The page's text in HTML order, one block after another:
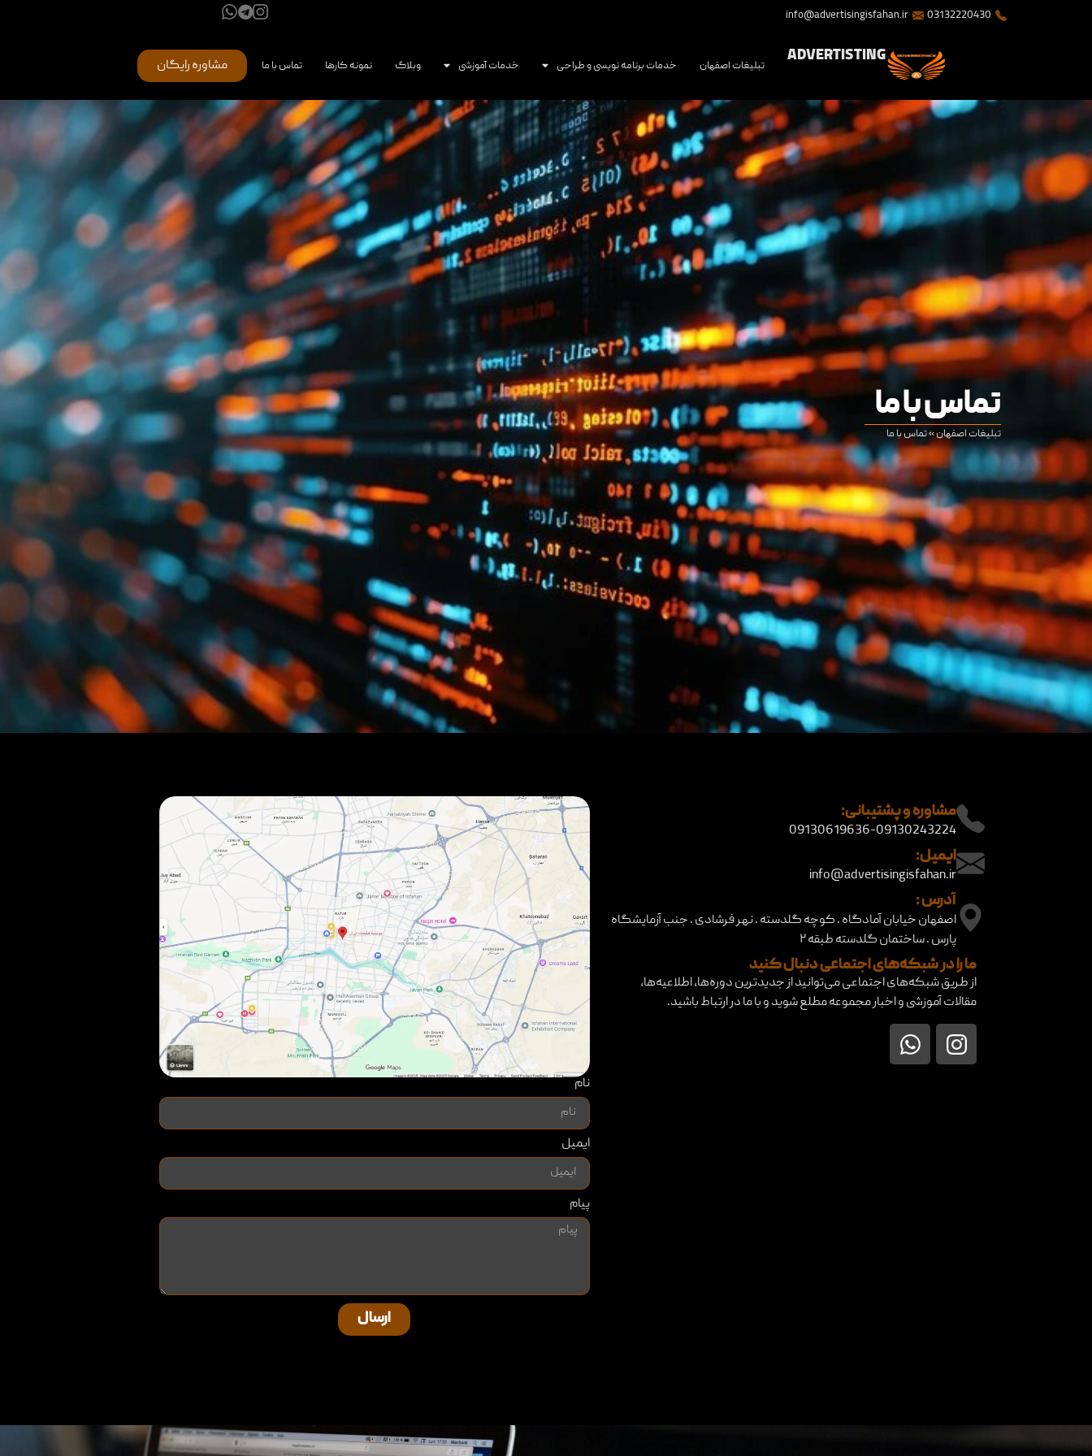
03132220430
info@advertisingisfahan.ir
ADVERTISTING تبلیغات اصفهان خدمات برنامه نویسی و طراحی خدمات آموزشی وبلاگ نمونه کارها تماس با ما مشاوره رایگان
تماس با ما
تبلیغات اصفهان»تماس با ما
مشاوره و پشتیبانی:
09130619636-09130243224
ایمیل:
info@advertisingisfahan.ir
آدرس :
اصفهان خیابان آمادگاه . کوچه گلدسته . نهر فرشادی . جنب آزمایشگاه
پارس . ساختمان گلدسته طبقه ۲
ما را در شبکه‌های اجتماعی دنبال کنید
از طریق شبکه‌های اجتماعی می‌توانید از جدیدترین دوره‌ها، اطلاعیه‌ها،
مقالات آموزشی و اخبار مجموعه مطلع شوید و با ما در ارتباط باشید.
نام
ایمیل
پیام
ارسال